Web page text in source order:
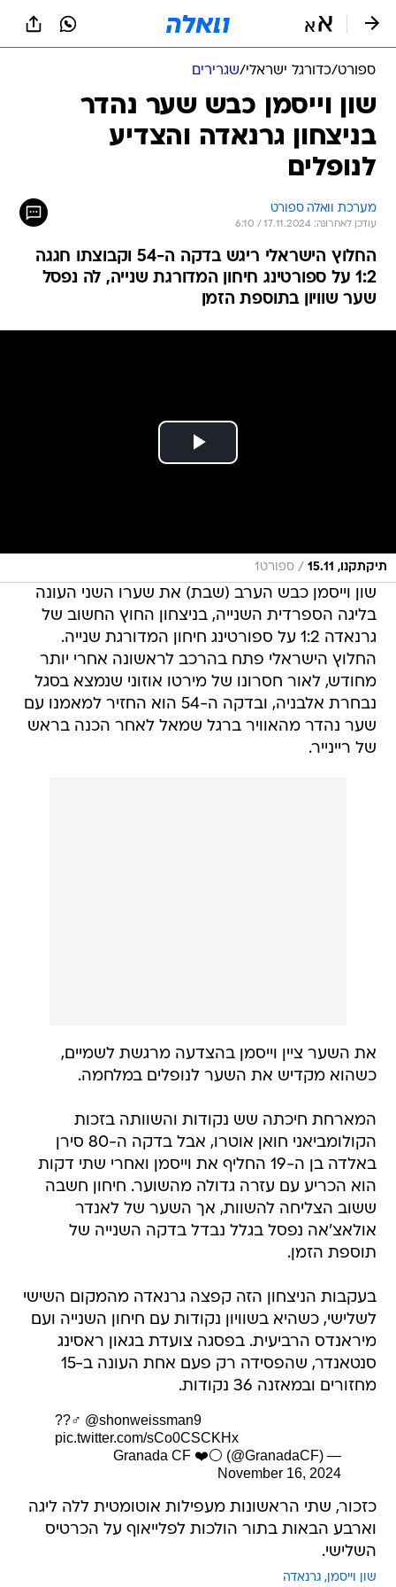
ספורט/כדורגל ישראלי/שגרירים
שון וייסמן כבש שער נהדר
בניצחון גרנאדה והצדיע
לנופלים
מערכת וואלה ספורט
עודכן לאחרונה: 17.11.2024 / 6:10
החלוץ הישראלי ריגש בדקה ה-54 וקבוצתו חגגה
1:2 על ספורטינג חיחון המדורגת שנייה, לה נפסל
שער שוויון בתוספת הזמן
תיקתקנו, 15.11 / ספורט1
שון וייסמן כבש הערב (שבת) את שערו השני העונה
בליגה הספרדית השנייה, בניצחון החוץ החשוב של
גרנאדה 1:2 על ספורטינג חיחון המדורגת שנייה.
החלוץ הישראלי פתח בהרכב לראשונה אחרי יותר
מחודש, לאור חסרונו של מירטו אוזוני שנמצא בסגל
נבחרת אלבניה, ובדקה ה-54 הוא החזיר למאמנו עם
שער נהדר מהאוויר ברגל שמאל לאחר הכנה בראש
של ריינייר.
את השער ציין וייסמן בהצדעה מרגשת לשמיים,
כשהוא מקדיש את השער לנופלים במלחמה.
המארחת חיכתה שש נקודות והשוותה בזכות
הקולומביאני חואן אוטרו, אבל בדקה ה-80 סירן
באלדה בן ה-19 החליף את וייסמן ואחרי שתי דקות
הוא הכריע עם עזרה גדולה מהשוער. חיחון חשבה
ששוב הצליחה להשוות, אך השער של לאנדר
אולאצ'אה נפסל בגלל נבדל בדקה השנייה של
תוספת הזמן.
בעקבות הניצחון הזה קפצה גרנאדה מהמקום השישי
לשלישי, כשהיא בשוויון נקודות עם חיחון השנייה ועם
מיראנדס הרביעית. בפסגה צועדת בגאון ראסינג
סנטאנדר, שהפסידה רק פעם אחת העונה ב-15
מחזורים ובמאזנה 36 נקודות.
??‍♂️ @shonweissman9
pic.twitter.com/sCo0CSCKHx
— Granada CF ❤️⚪️ (@GranadaCF)
November 16, 2024
כזכור, שתי הראשונות מעפילות אוטומטית ללה ליגה
וארבע הבאות בתור הולכות לפלייאוף על הכרטיס
השלישי.
שון וייסמן גרנאדה